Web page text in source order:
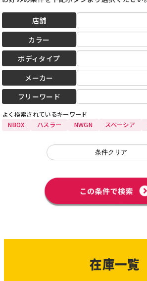
店舗
カラー
ボディタイプ
メーカー
フリーワード
よく検索されているキーワード
NBOX
ハスラー NWGN スペーシア
在庫一覧